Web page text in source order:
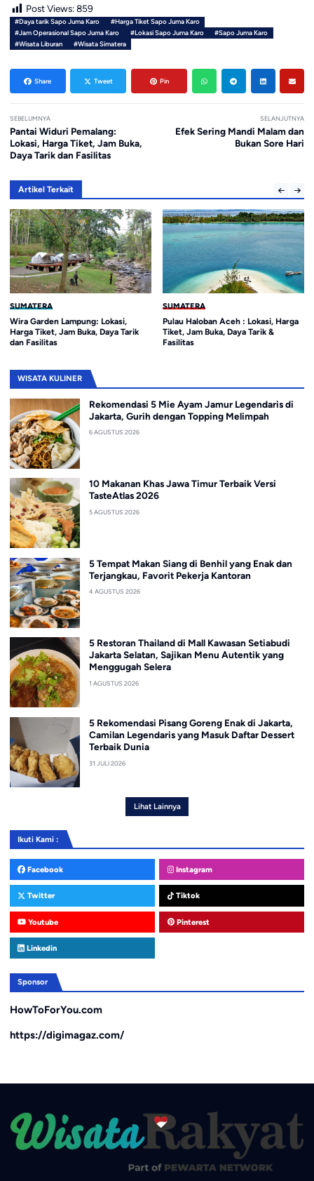
Post Views: 859
#Daya tarik Sapo Juma Karo
#Harga Tiket Sapo Juma Karo
#Jam Operasional Sapo Juma Karo
#Lokasi Sapo Juma Karo
#Sapo Juma Karo
#Wisata Liburan
#Wisata Simatera
Share Tweet Pin
SEBELUMNYA
Pantai Widuri Pemalang:
Lokasi, Harga Tiket, Jam Buka,
Daya Tarik dan Fasilitas
SELANJUTNYA
Efek Sering Mandi Malam dan
Bukan Sore Hari
Artikel Terkait
SUMATERA
Wira Garden Lampung: Lokasi,
Harga Tiket, Jam Buka, Daya Tarik
dan Fasilitas
SUMATERA
Pulau Haloban Aceh : Lokasi, Harga
Tiket, Jam Buka, Daya Tarik &
Fasilitas
WISATA KULINER
Rekomendasi 5 Mie Ayam Jamur Legendaris di
Jakarta, Gurih dengan Topping Melimpah
6 AGUSTUS 2026
10 Makanan Khas Jawa Timur Terbaik Versi
TasteAtlas 2026
5 AGUSTUS 2026
5 Tempat Makan Siang di Benhil yang Enak dan
Terjangkau, Favorit Pekerja Kantoran
4 AGUSTUS 2026
5 Restoran Thailand di Mall Kawasan Setiabudi
Jakarta Selatan, Sajikan Menu Autentik yang
Menggugah Selera
1 AGUSTUS 2026
5 Rekomendasi Pisang Goreng Enak di Jakarta,
Camilan Legendaris yang Masuk Daftar Dessert
Terbaik Dunia
31 JULI 2026
Lihat Lainnya
Ikuti Kami :
Facebook Instagram
Twitter Tiktok
Youtube Pinterest
Linkedin
Sponsor
HowToForYou.com
https://digimagaz.com/